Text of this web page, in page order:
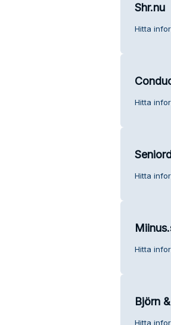
Shr.nu
Hitta
Hitta
Hitta
Hitta
Björn
Hitta